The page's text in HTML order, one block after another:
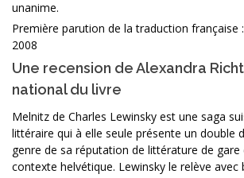
unanime.
Première parution de la traduction française
2008
Une recension de Alexandra
national du livre
Melnitz de Charles Lewinsky est une saga
littéraire qui à elle seule présente un double
genre de sa réputation de littérature de gare
contexte helvétique. Lewinsky le relève avec